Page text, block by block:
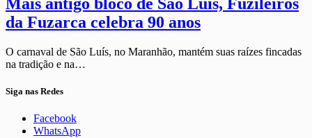
da Fuzarca celebra 90 anos
O carnaval de São Luís, no Maranhão, mantém suas raízes fincadas
na tradição e na…
Siga nas Redes
Facebook
WhatsApp